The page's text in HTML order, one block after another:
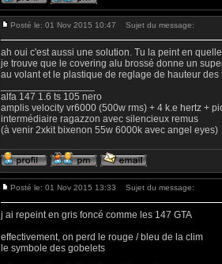
Posté le: 01 Nov 2015 10:47 Sujet du message:
ah oui c'est aussi une solution. Tu la peint en
je trouve que le covering alu brossé donne un
au volant et le plastique de reglage de hauteur
alfa 147 1.6 ts 105 nero
amplis velocity vr6000 (500w rms) + 4 k.e hertz +
intermédiaire ragazzon avec silencieux remus
(à venir 2xkit bixenon 55w 6000k avec angel eyes)
Posté le: 01 Nov 2015 13:33 Sujet du message:
j ai repeint en gris foncé comme les 147 GTA
effectivement, on perd le rouge / bleu de la clim
le symbole des gobelets